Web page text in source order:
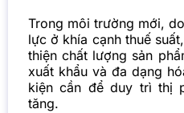
Trong môi trường mới,
lực ở khía cạnh thuế
thiện chất lượng sản
xuất khẩu và đa dạng
kiện cần để duy trì thị
tăng.